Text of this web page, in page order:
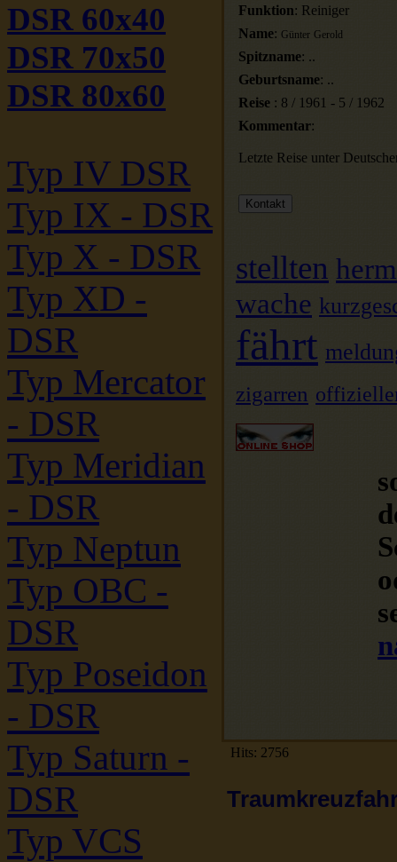
DSR 60x40
DSR 70x50
DSR 80x60
Typ IV DSR
Typ IX - DSR
Typ X - DSR
Typ XD -
DSR
Typ Mercator
- DSR
Typ Meridian
- DSR
Typ Neptun
Typ OBC -
DSR
Typ Poseidon
- DSR
Typ Saturn -
DSR
Typ VCS
Funktion: Reiniger
Name: Günter Gerold
Spitzname: ..
Geburtsname: ..
Reise : 8 / 1961 - 5 / 1962
Kommentar:
Letzte Reise unter
stellten
wache
fährt
zigarren
Hits: 2756